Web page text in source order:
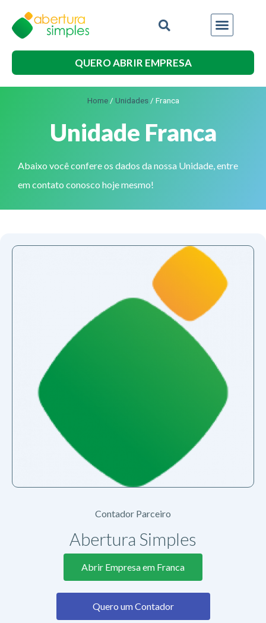
QUERO ABRIR EMPRESA
Home/ Unidades/ Franca
Unidade Franca
Abaixo você confere os dados da nossa Unidade, entre
em contato conosco hoje mesmo!
Contador Parceiro
Abertura Simples
Abrir Empresa em Franca
Quero um Contador